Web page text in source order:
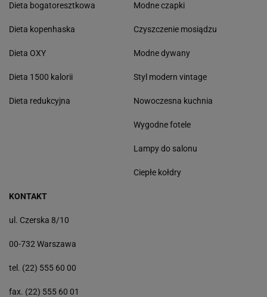
Dieta bogatoresztkowa
Dieta kopenhaska
Dieta OXY
Dieta 1500 kalorii
Dieta redukcyjna
Modne czapki
Czyszczenie mosiądzu
Modne dywany
Styl modern vintage
Nowoczesna kuchnia
Wygodne fotele
Lampy do salonu
Ciepłe kołdry
KONTAKT
ul. Czerska 8/10
00-732 Warszawa
tel. (22) 555 60 00
fax. (22) 555 60 01